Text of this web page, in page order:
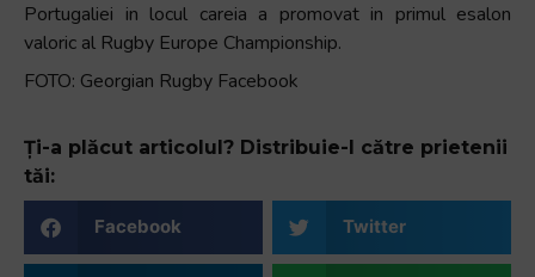
Portugaliei in locul careia a promovat in primul esalon
valoric al Rugby Europe Championship.
FOTO: Georgian Rugby Facebook
Ți-a plăcut articolul? Distribuie-l către prietenii
tăi:
Facebook Twitter